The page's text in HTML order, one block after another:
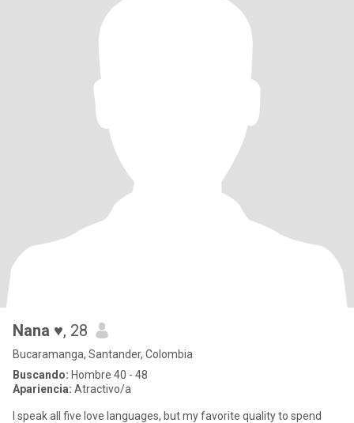
Nana ♥️, 28
Bucaramanga, Santander, Colombia
Buscando: Hombre 40 - 48
Apariencia: Atractivo/a
I speak all five love languages, but my favorite quality to spend